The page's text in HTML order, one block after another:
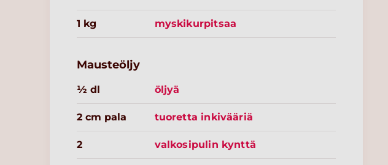
1 kg myskikurpitsaa
Mausteöljy
½ dl öljyä
2 cm pala tuoretta inkivääriä
2 valkosipulin kynttä